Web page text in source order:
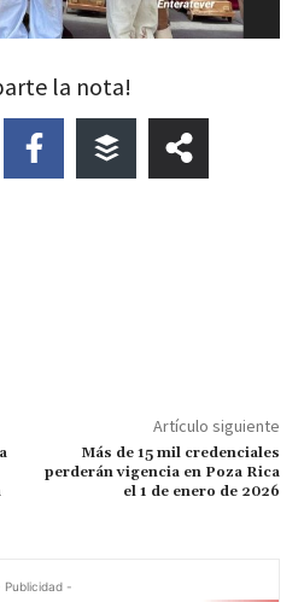
la nota!
Artículo siguiente
Más de 15 mil credenciales
perderán vigencia en Poza Rica
el 1 de enero de 2026
Publicidad -